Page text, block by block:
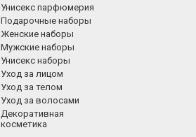
Унисекс парфюмерия
Подарочные наборы
Женские наборы
Мужские наборы
Унисекс наборы
Уход за лицом
Уход за телом
Уход за волосами
Декоративная
косметика